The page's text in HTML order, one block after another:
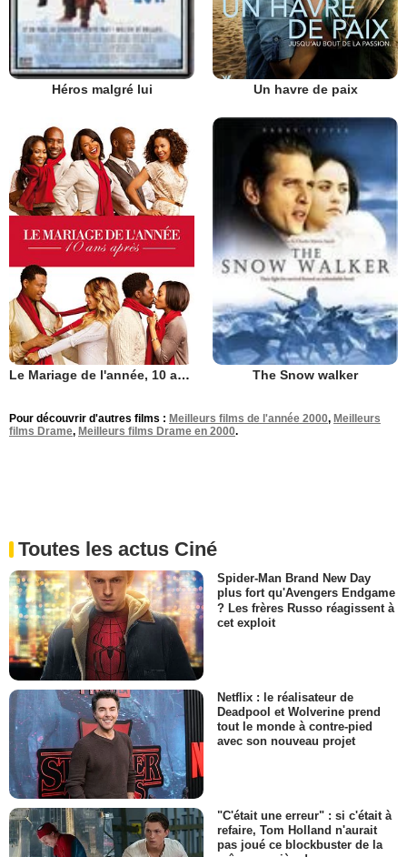
Héros malgré lui Un havre de paix
Le Mariage de l'année, 10 ans après The Snow walker
Pour découvrir d'autres films : Meilleurs films de l'année 2000, Meilleurs
films Drame, Meilleurs films Drame en 2000.
Toutes les actus Ciné
Spider-Man Brand New Day
plus fort qu'Avengers Endgame
? Les frères Russo réagissent à
cet exploit
Netflix : le réalisateur de
Deadpool et Wolverine prend
tout le monde à contre-pied
avec son nouveau projet
"C'était une erreur" : si c'était à
refaire, Tom Holland n'aurait
pas joué ce blockbuster de la